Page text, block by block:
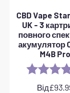
CBD Vape
UK - 3
повного
акумулятор
M4B Pro
Rating:
Від£